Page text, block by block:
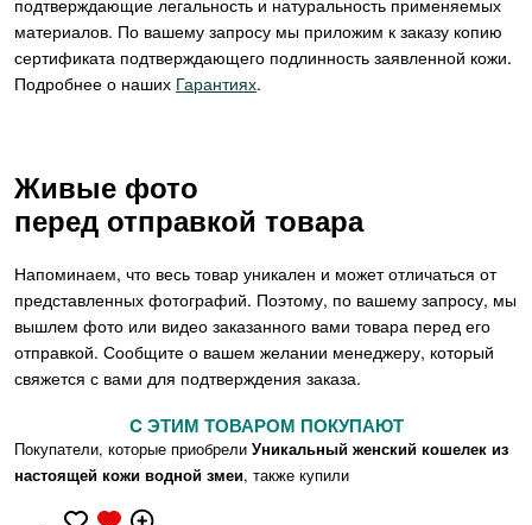
подтверждающие легальность и натуральность применяемых
материалов. По вашему запросу мы приложим к заказу копию
сертификата подтверждающего подлинность заявленной кожи.
Подробнее о наших Гарантиях.
Живые фото
перед отправкой товара
Напоминаем, что весь товар уникален и может отличаться от
представленных фотографий. Поэтому, по вашему запросу, мы
вышлем фото или видео заказанного вами товара перед его
отправкой. Сообщите о вашем желании менеджеру, который
свяжется с вами для подтверждения заказа.
C ЭТИМ ТОВАРОМ ПОКУПАЮТ
Покупатели, которые приобрели Уникальный женский кошелек из
настоящей кожи водной змеи, также купили